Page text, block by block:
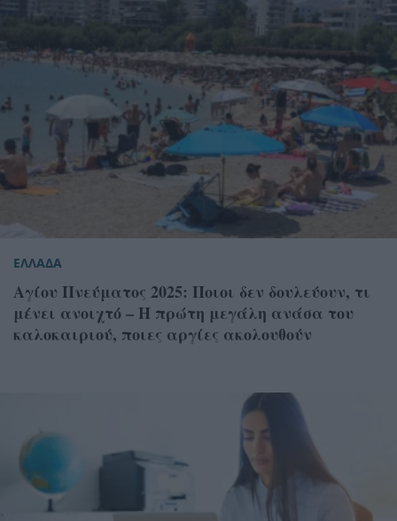
ΕΛΛΑΔΑ
Αγίου Πνεύματος 2025: Ποιοι δεν δουλεύουν, τι
μένει ανοιχτό – Η πρώτη μεγάλη ανάσα του
καλοκαιριού, ποιες αργίες ακολουθούν